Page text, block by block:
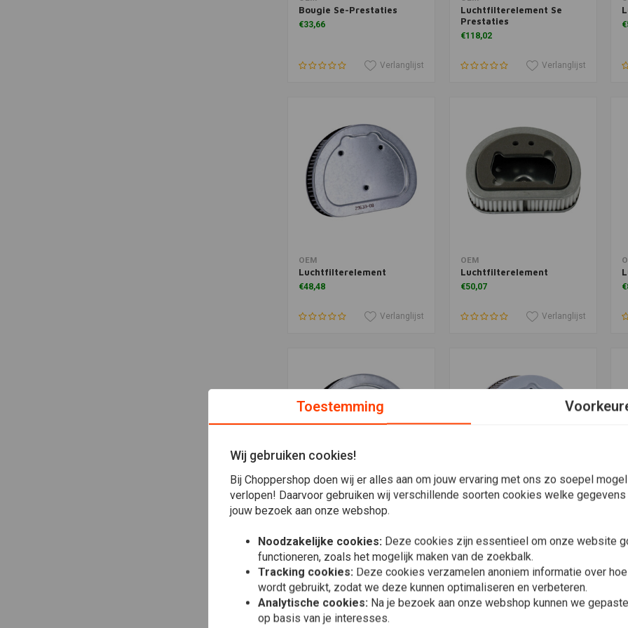
Bougie Se-Prestaties
€33,66
Verlanglijst
Luchtfilterelement Se
Prestaties
€118,02
Verlanglijst
Toevoegen aan winkelwagen
OEM
Luchtfilterelement
€48,48
Verlanglijst
Toevoegen aan winkelwagen
OEM
Luchtfilterelement
€50,07
Verlanglijst
Toevoegen aan winkelwagen
OEM
€48,48
Verlanglijst
€35,50
Verlanglijst
Toestemming
Wij gebruiken cookies!
Bij Choppershop doen wij er alles aan om jouw ervaring met ons zo soepel
verlopen! Daarvoor gebruiken wij verschillende soorten cookies welke
jouw bezoek aan onze webshop.
Noodzakelijke cookies: Deze cookies zijn essentieel om onze website
functioneren, zoals het mogelijk maken van de zoekbalk.
Tracking cookies: Deze cookies verzamelen anoniem informatie over
wordt gebruikt, zodat we deze kunnen optimaliseren en verbeteren.
Analytische cookies: Na je bezoek aan onze webshop kunnen we
op basis van je interesses.